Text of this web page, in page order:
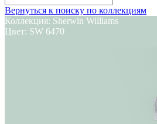
Вернуться к поиску по коллекциям
Коллекция: Sherwin Williams
Цвет: SW 6470